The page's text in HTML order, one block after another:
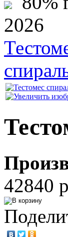
2026
42840